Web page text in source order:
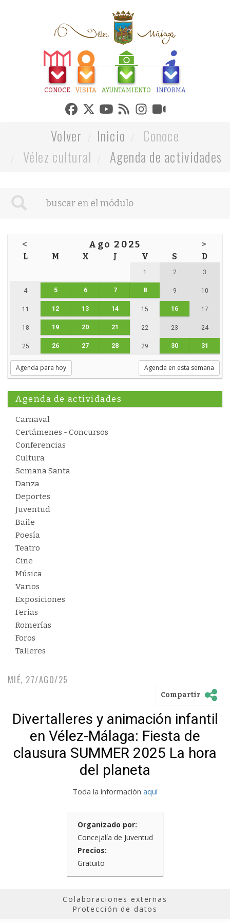
CONOCE VISITA AYUNTAMIENTO INFORMA
Volver Inicio
Conoce
Vélez cultural
Agenda de actividades
< Ago 2025 >
L M X J V S D
1 2 3
4 5 6 7 8 9 10
11 12 13 14 15 16 17
18 19 20 21 22 23 24
25 26 27 28 29 30 31
Agenda para hoy Agenda en esta semana
Agenda de actividades
Carnaval
Certámenes - Concursos
Conferencias
Cultura
Semana Santa
Danza
Deportes
Juventud
Baile
Poesía
Teatro
Cine
Música
Varios
Exposiciones
Ferias
Romerías
Foros
Talleres
MIÉ, 27/AGO/25
Compartir
Divertalleres y animación infantil
en Vélez-Málaga: Fiesta de
clausura SUMMER 2025 La hora
del planeta
Toda la información aquí
Organizado por:
Concejalía de Juventud
Precios:
Gratuito
Colaboraciones externas
Protección de datos